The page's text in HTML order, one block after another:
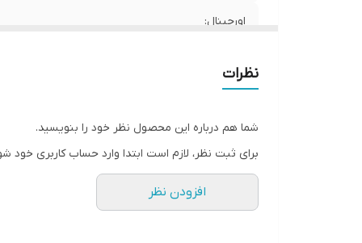
اورجینال:
سازگاری با
نظرات
شما هم درباره این محصول نظر خود را بنویسید.
برای ثبت نظر، لازم است ابتدا وارد حساب کاربری خود
افزودن نظر